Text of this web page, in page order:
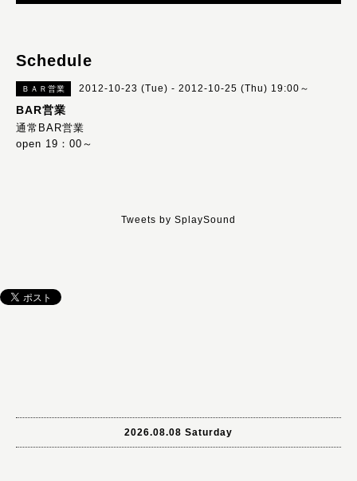
Schedule
ＢＡＲ営業 2012-10-23 (Tue) - 2012-10-25 (Thu) 19:00～
BAR営業
通常BAR営業
open 19：00～
Tweets by SplaySound
2026.08.08 Saturday